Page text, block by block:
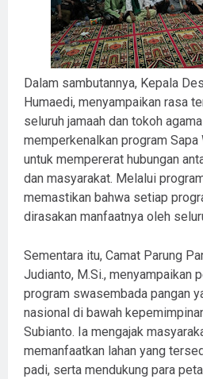
Dalam sambutannya, Kepala
Humaedi, menyampaikan rasa
seluruh jamaah dan tokoh
memperkenalkan program Sapa
untuk mempererat hubungan
dan masyarakat. Melalui
memastikan bahwa setiap
dirasakan manfaatnya oleh
Sementara itu, Camat Parung
Judianto, M.Si., menyampaikan
program swasembada pangan
nasional di bawah
Subianto. Ia mengajak
memanfaatkan lahan yang
padi, serta mendukung para